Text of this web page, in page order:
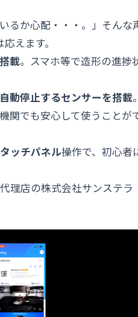
るか心配・・・。」そんな
えます。
載。スマホ等で造形の進捗
動停止するセンサーを搭載
関でも安心して使うことが
ッチパネル操作で、初心者
理店の株式会社サンステラ